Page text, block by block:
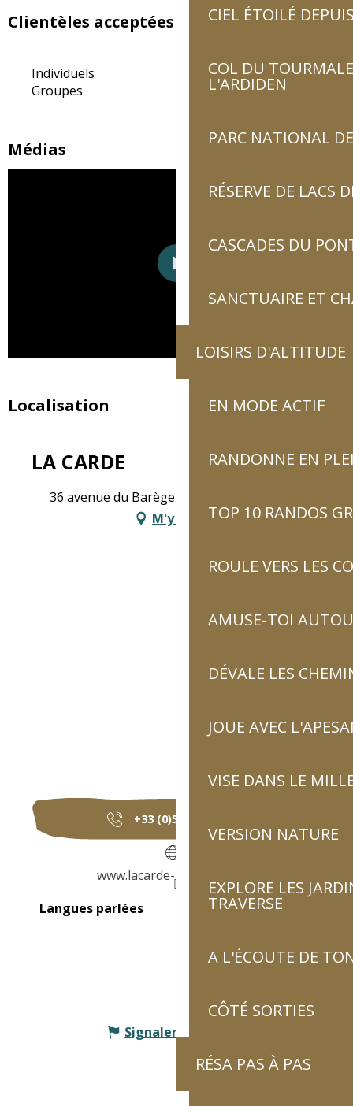
CIEL ÉTOILÉ
COL DU
L'ARDIDEN
PARC NATIONAL
RÉSERVE DE LACS
CASCADES DU
SANCTUAIRE ET
LOISIRS D'ALTITUDE
EN MODE ACTIF
RANDONNE EN
TOP 10 RANDOS
ROULE VERS LES
AMUSE-TOI
DÉVALE LES
JOUE AVEC
VISE DANS LE
VERSION NATURE
EXPLORE LES
TRAVERSE
A L'ÉCOUTE DE
CÔTÉ SORTIES
RÉSA PAS À PAS
Clientèles acceptées
Individuels
Groupes
Médias
Localisation
LA CARDE
36 avenue du Barège, 65120 Esquièze-Sère
M'y rendre
+33 (0)5 62 92 81
www.lacarde-pyrenees.com
Langues parlées
Langues parlées
Signaler une erreur